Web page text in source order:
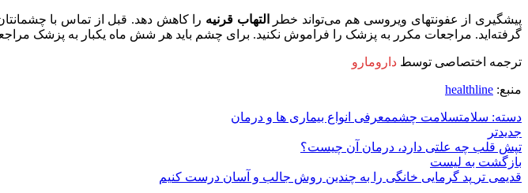
پیشگیری از عفونتهای ویروسی هم می‌تواند خطر التهاب قرنیه را کاهش دهد. قبل از تماس با
گرفته‌اید. مراجعات مکرر به پزشک را فراموش نکنید. برای چشم باید هر شش ماه یکبار به پزشک
ترجمه اختصاصی توسط دارومارو
منبع: healthline
دسته: سلامتسلامت چشممعرفی انواع بیماری ها و درمان
جدیدتر
تپش قلب چه علتی دارد، درمان آن چیست؟
بازگشت به لیست
قدیمی تر پد گرمایی خانگی را به چندین روش جالب و آسان درست کنیم